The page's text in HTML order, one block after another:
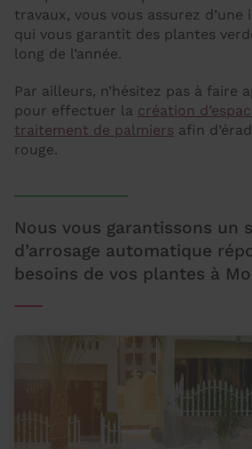
travaux, vous vous assurez
qui vous garantit des plantes
long de l’année.
Par ailleurs, n’hésitez pas à faire
pour effectuer la création
traitement de palmiers afin
rouge.
Nous vous garantissons un
d’arrosage automatique
besoins de vos plantes à